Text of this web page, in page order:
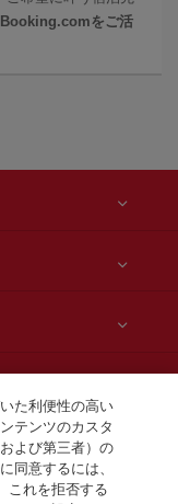
Booking.comをご活
た利便性の高い
テンツのカスタ
よび第三者）の
同意するには、
これを拒否する